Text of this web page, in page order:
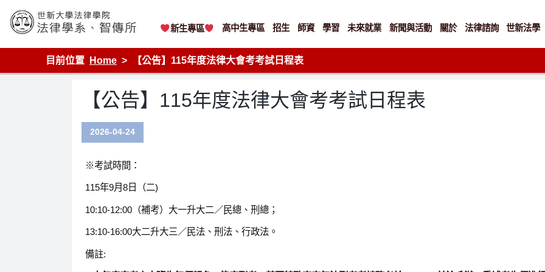
content
世新大學法律學院-法律學系-智慧財產暨科技法律研究所
新生專區 高中生專區 招生 師資 學習 未來就業 新聞與活動 關於 法律諮詢 世新法學
目前位置 Home 【公告】115年度法律大會考考試日程表
【公告】115年度法律大會考考試日程表
2026-04-24
※考試時間：
115年9月8日（二)
10:10-12:00（補考）大一升大二／民總、刑總；
13:10-16:00大二升大三／民法、刑法、行政法。
備註: